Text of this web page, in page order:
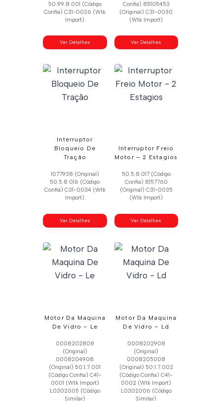
50.99.8.001 (Código
Confia) C31-0026 (Wtk
Import)
Ver Detalhes
Confia) 85105453
(Original) C31-0030
(Wtk Import)
Ver Detalhes
Interruptor
Bloqueio De
Tração
1077938 (Original)
50.5.8.016 (Código
Confia) C31-0034 (Wtk
Import)
Ver Detalhes
Interruptor Freio
Motor – 2 Estagios
50.5.8.017 (Código
Confia) 8157760
(Original) C31-0035
(Wtk Import)
Ver Detalhes
Motor Da Maquina
De Vidro – Le
0008202808
(Original)
0008204908
(Original) 50.1.7.001
(Código Confia) C41-
0001 (Wtk Import)
L0302005 (Código
Similar)
Motor Da Maquina
De Vidro – Ld
0008202908
(Original)
0008205008
(Original) 50.1.7.002
(Código Confia) C41-
0002 (Wtk Import)
L0302006 (Código
Similar)